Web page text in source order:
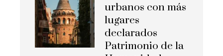
urbanos con más
lugares
declarados
Patrimonio de la